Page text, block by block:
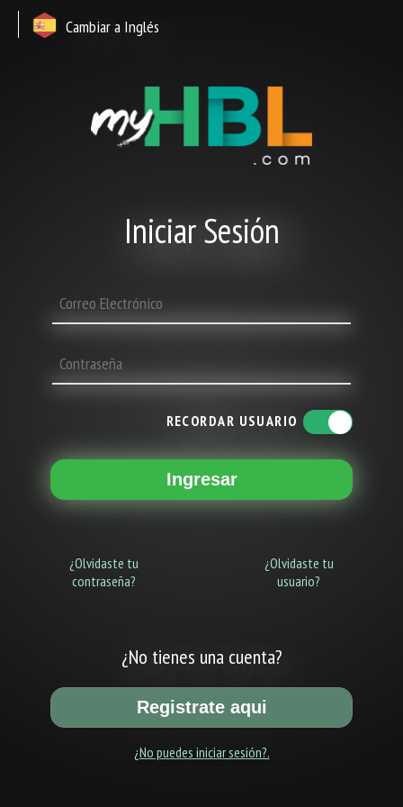
Cambiar a Inglés
Iniciar Sesión
RECORDAR USUARIO
Ingresar
¿Olvidaste tu
contraseña?
¿Olvidaste tu
usuario?
¿No tienes una cuenta?
Registrate aqui
¿No puedes iniciar sesión?.